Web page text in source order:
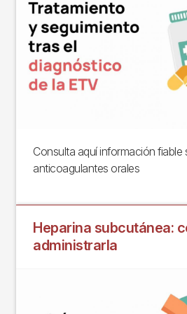
Consulta aquí información fiable
anticoagulantes orales
Heparina subcutánea:
administrarla